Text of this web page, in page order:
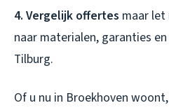
4. Vergelijk offertes maar let
naar materialen, garanties
Tilburg.
Of u nu in Broekhoven